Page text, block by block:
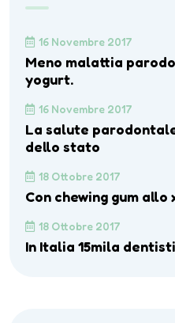
16 Novembre 2017
Meno malattia
yogurt.
16 Novembre 2017
La salute
dello stato
18 Ottobre 2017
Con chewing gum
18 Ottobre 2017
In Italia 15mila